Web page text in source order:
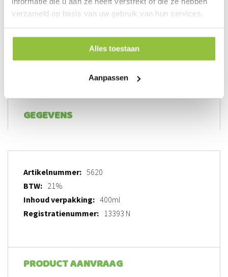
verzameld op basis van uw gebruik van hun services.
Alles toestaan
Aanpassen
Aantal
In kruiwagen
GEGEVENS
Meer
informatie
5620
21%
400ml
13393 N
PRODUCT AANVRAAG